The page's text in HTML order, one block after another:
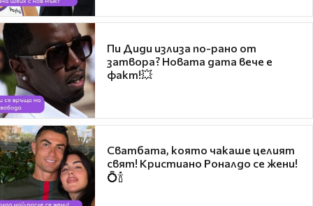
Пи Диди излиза по-рано от
затвора? Новата дата вече е
факт!💥
Сватбата, която чакаше целият
свят! Кристиано Роналдо се жени!
💍🍾